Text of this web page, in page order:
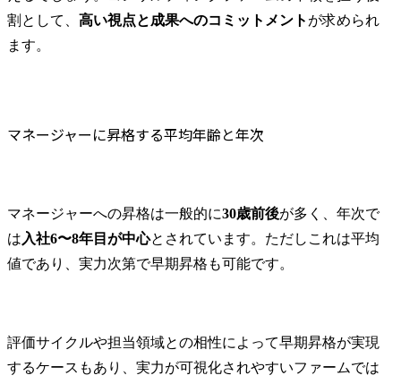
マネージャークラスの転職はコンサル特化エージェントが必須
まとめ
割として、 高い視点と成果へのコミットメント が求められ
ます。
マネージャーに昇格する平均年齢と年次
マネージャーへの昇格は一般的に30歳前後が多く、年次で
は 入社6〜8年目が中心とされています。ただしこれは平均
値であり、実力次第で早期昇格も可能です。
評価サイクルや担当領域との相性によって早期昇格が実現
するケースもあり、実力が可視化されやすいファームでは